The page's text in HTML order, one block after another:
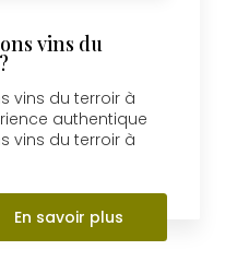
vins du
vins du terroir à
authentique
vins du terroir à
En savoir plus